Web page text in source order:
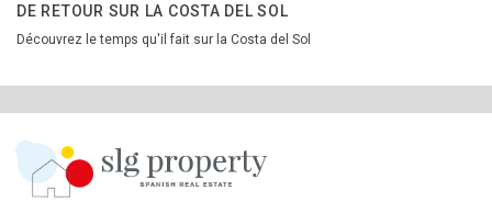
DE RETOUR SUR LA COSTA DEL SOL
Découvrez le temps qu'il fait sur la Costa del Sol